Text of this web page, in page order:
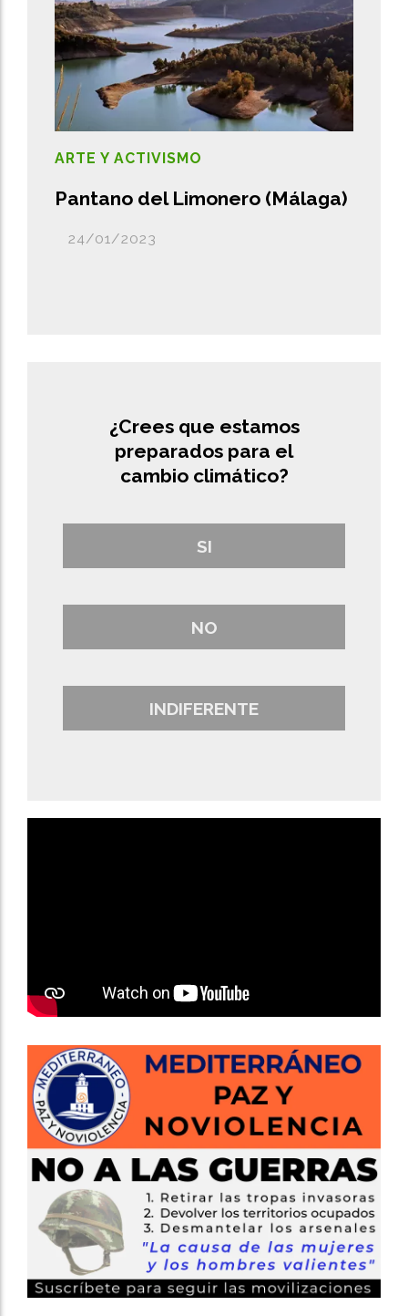
Pantano del Limonero (Málaga)
ARTE Y ACTIVISMO
24/01/2023
¿Crees que estamos
preparados para el
cambio climático?
SI
NO
INDIFERENTE